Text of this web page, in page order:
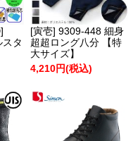
タ
[寅壱] 9309-448 細身
超超ロング八分 【特
大サイズ】
4,210円(税込)